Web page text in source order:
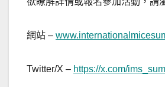
網站 –
Twitter/X – https://x.com/